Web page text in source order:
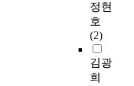
정현
호
(2)
김광
희